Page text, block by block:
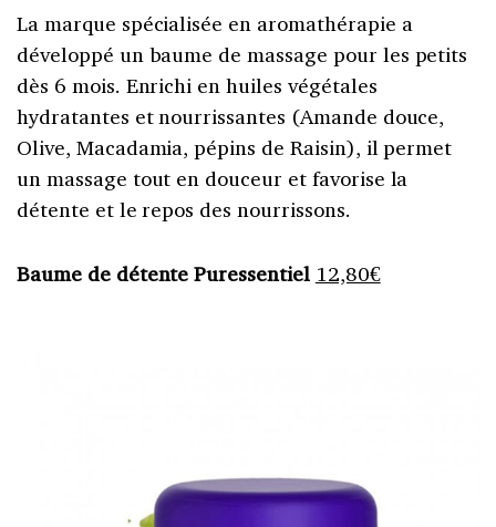
La marque spécialisée en aromathérapie a
développé un baume de massage pour les petits
dès 6 mois. Enrichi en huiles végétales
hydratantes et nourrissantes (Amande douce,
Olive, Macadamia, pépins de Raisin), il permet
un massage tout en douceur et favorise la
détente et le repos des nourrissons.
Baume de détente Puressentiel 12,80€